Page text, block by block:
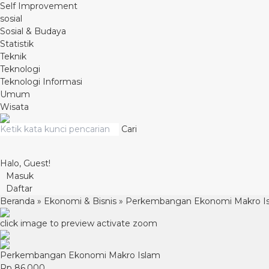
Self Improvement
sosial
Sosial & Budaya
Statistik
Teknik
Teknologi
Teknologi Informasi
Umum
Wisata
Cari
Halo, Guest!
Masuk
Daftar
Beranda » Ekonomi & Bisnis » Perkembangan Ekonomi Makro
click image to preview activate zoom
Perkembangan Ekonomi Makro Islam